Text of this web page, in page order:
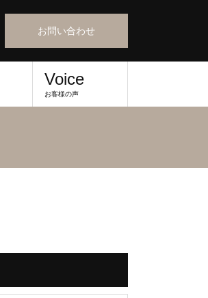
お問い合わせ
Voice
お客様の声